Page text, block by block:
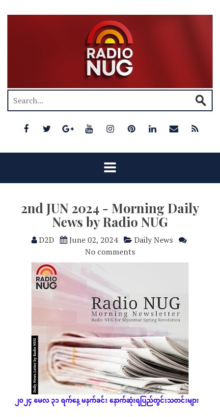
2nd JUN 2024 - Morning Daily
News by Radio NUG
D2D June 02, 2024
Daily News
No comments
၂၀၂၄မေလ၃၁ရက်နေ့မနက်ခင်းနောက်ဆုံးရပြည်တွင်းသတင်းများ